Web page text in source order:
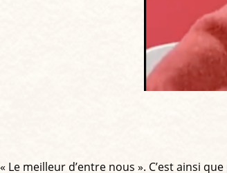
« Le meilleur d’entre nous ». C’est ainsi